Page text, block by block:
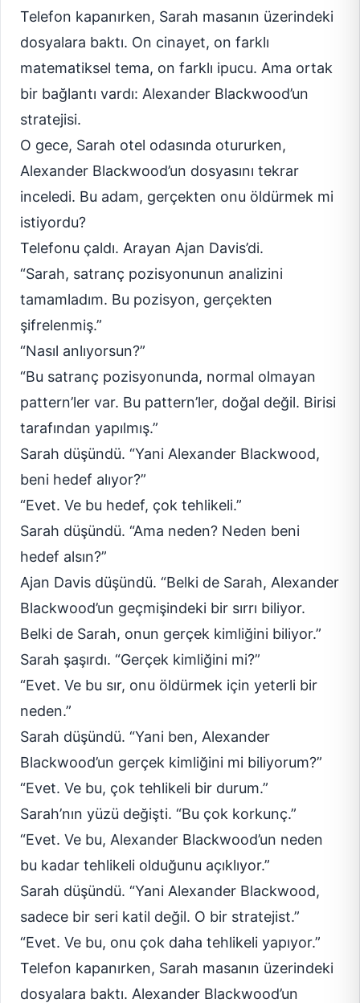
Telefon kapanırken, Sarah masanın üzerindeki
dosyalara baktı. On cinayet, on farklı
matematiksel tema, on farklı ipucu. Ama ortak
bir bağlantı vardı: Alexander Blackwood’un
stratejisi.
O gece, Sarah otel odasında otururken,
Alexander Blackwood’un dosyasını tekrar
inceledi. Bu adam, gerçekten onu öldürmek mi
istiyordu?
Telefonu çaldı. Arayan Ajan Davis’di.
“Sarah, satranç pozisyonunun analizini
tamamladım. Bu pozisyon, gerçekten
şifrelenmiş.”
“Nasıl anlıyorsun?”
“Bu satranç pozisyonunda, normal olmayan
pattern’ler var. Bu pattern’ler, doğal değil. Birisi
tarafından yapılmış.”
Sarah düşündü. “Yani Alexander Blackwood,
beni hedef alıyor?”
“Evet. Ve bu hedef, çok tehlikeli.”
Sarah düşündü. “Ama neden? Neden beni
hedef alsın?”
Ajan Davis düşündü. “Belki de Sarah, Alexander
Blackwood’un geçmişindeki bir sırrı biliyor.
Belki de Sarah, onun gerçek kimliğini biliyor.”
Sarah şaşırdı. “Gerçek kimliğini mi?”
“Evet. Ve bu sır, onu öldürmek için yeterli bir
neden.”
Sarah düşündü. “Yani ben, Alexander
Blackwood’un gerçek kimliğini mi biliyorum?”
“Evet. Ve bu, çok tehlikeli bir durum.”
Sarah’nın yüzü değişti. “Bu çok korkunç.”
“Evet. Ve bu, Alexander Blackwood’un neden
bu kadar tehlikeli olduğunu açıklıyor.”
Sarah düşündü. “Yani Alexander Blackwood,
sadece bir seri katil değil. O bir stratejist.”
“Evet. Ve bu, onu çok daha tehlikeli yapıyor.”
Telefon kapanırken, Sarah masanın üzerindeki
dosyalara baktı. Alexander Blackwood’un